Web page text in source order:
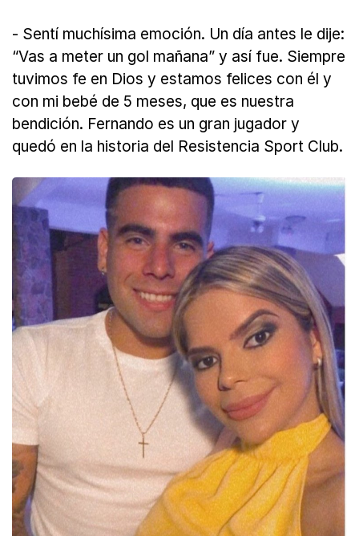
- Sentí muchísima emoción. Un día antes le dije:
“Vas a meter un gol mañana” y así fue. Siempre
tuvimos fe en Dios y estamos felices con él y
con mi bebé de 5 meses, que es nuestra
bendición. Fernando es un gran jugador y
quedó en la historia del Resistencia Sport Club.